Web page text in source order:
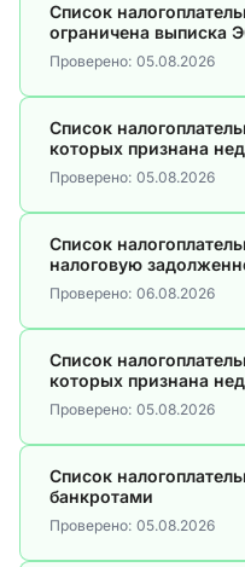
Список
ограничена выписка
Проверено: 05.08.2026
Список
которых признана
Проверено: 05.08.2026
Список
налоговую
Проверено: 06.08.2026
Список
которых признана
Проверено: 05.08.2026
Список
банкротами
Проверено: 05.08.2026